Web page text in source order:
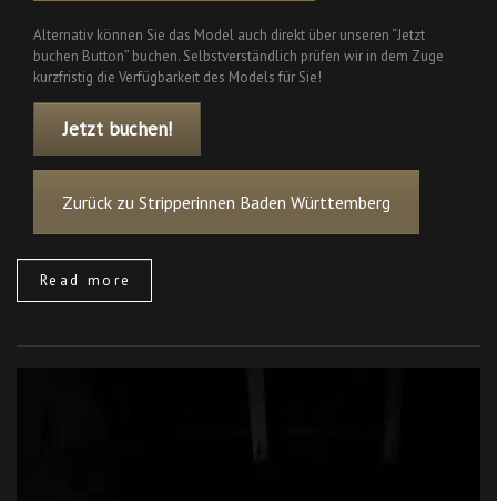
Alternativ können Sie das Model auch direkt über unseren “Jetzt
buchen Button” buchen. Selbstverständlich prüfen wir in dem Zuge
kurzfristig die Verfügbarkeit des Models für Sie!
Jetzt buchen!
Zurück zu Stripperinnen Baden Württemberg
Read more